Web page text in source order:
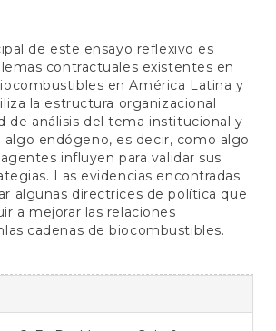
de este ensayo reflexivo es
contractuales existentes en
en América Latina y
la estructura organizacional
de análisis del tema institucional y
algo endógeno, es decir, como algo
influyen para validar sus
Las evidencias encontradas
algunas directrices de política que
a mejorar las relaciones
cadenas de biocombustibles.